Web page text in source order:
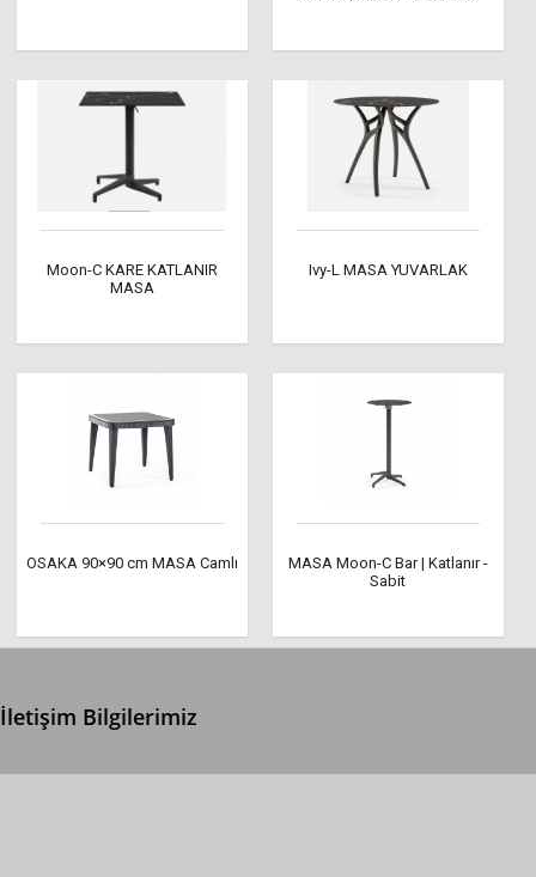
Moon-C KARE KATLANIR
MASA
Ivy-L MASA YUVARLAK
OSAKA 90×90 cm MASA Camlı
MASA Moon-C Bar | Katlanır -
Sabit
İletişim Bilgilerimiz